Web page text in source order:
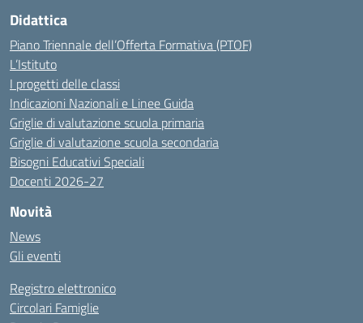
Didattica
Piano Triennale dell’Offerta Formativa (PTOF)
L’Istituto
I progetti delle classi
Indicazioni Nazionali e Linee Guida
Griglie di valutazione scuola primaria
Griglie di valutazione scuola secondaria
Bisogni Educativi Speciali
Docenti 2026-27
Novità
News
Gli eventi
Registro elettronico
Circolari Famiglie